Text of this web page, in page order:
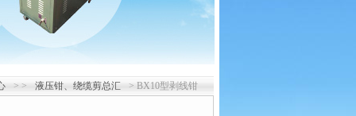
> > 液压钳、绕缆剪总汇 > BX10型剥线钳